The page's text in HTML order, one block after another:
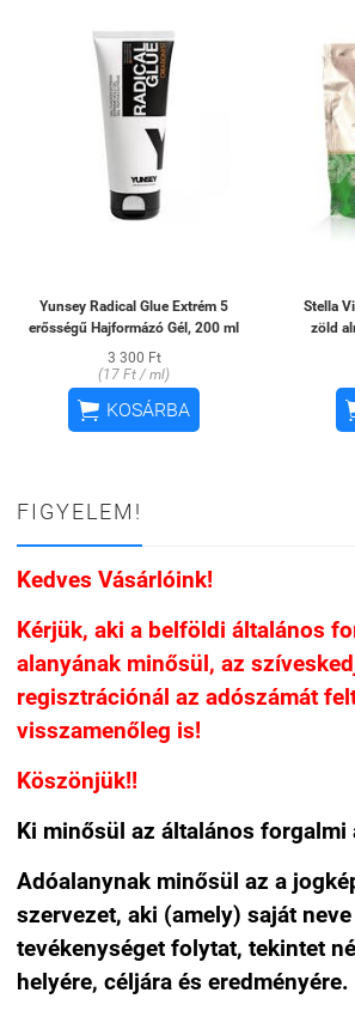
Yunsey Radical Glue Extrém 5
erősségű Hajformázó Gél, 200 ml
3 300 Ft
(17 Ft / ml)
 KOSÁRBA
Stella
zöld
FIGYELEM!
Kedves Vásárlóink!
Kérjük, aki a belföldi általános
alanyának minősül, az
regisztrációnál az adószámát
visszamenőleg is!
Köszönjük!!
Ki minősül az általános forgalmi
Adóalanynak minősül az a
szervezet, aki (amely) saját
tevékenységet folytat, tekintet
helyére, céljára és eredményére.